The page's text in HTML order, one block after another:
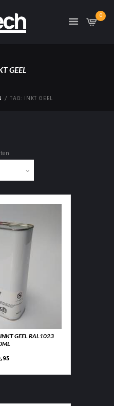
0
GEEL
TAG: INKT GEEL
GEEL RAL1023